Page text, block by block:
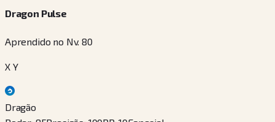
Dragon Pulse
Aprendido no Nv. 80
X Y
Dragão